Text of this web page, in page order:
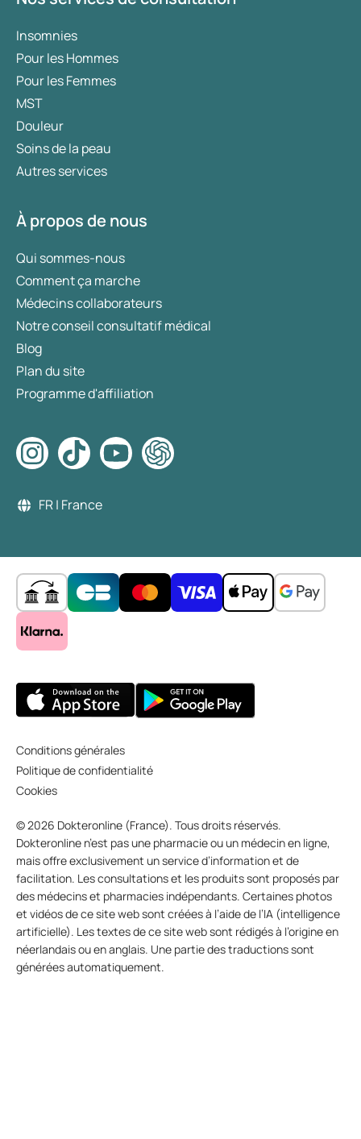
Insomnies
Pour les Hommes
Pour les Femmes
MST
Douleur
Soins de la peau
Autres services
À propos de nous
Qui sommes-nous
Comment ça marche
Médecins collaborateurs
Notre conseil consultatif médical
Blog
Plan du site
Programme d'affiliation
FR | France
Conditions générales
Politique de confidentialité
Cookies
© 2026 Dokteronline (France). Tous droits réservés.
Dokteronline n’est pas une pharmacie ou un médecin en ligne,
mais offre exclusivement un service d’information et de
facilitation. Les consultations et les produits sont proposés par
des médecins et pharmacies indépendants. Certaines photos
et vidéos de ce site web sont créées à l’aide de l’IA (intelligence
artificielle). Les textes de ce site web sont rédigés à l’origine en
néerlandais ou en anglais. Une partie des traductions sont
générées automatiquement.